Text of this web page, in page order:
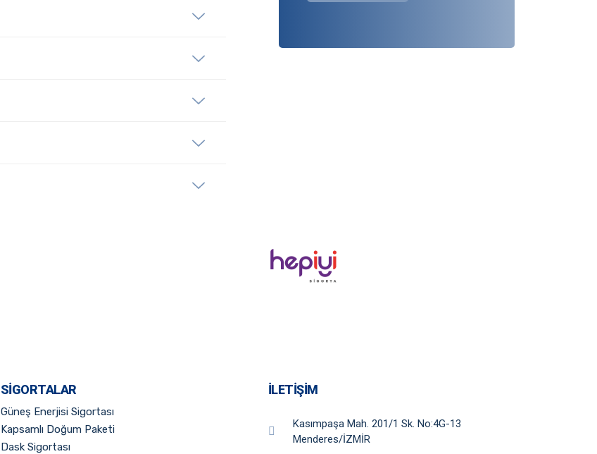
SIGORTALAR
Güneş Enerjisi Sigortası
Kapsamlı Doğum Paketi
Dask Sigortası
İLETIŞIM
Kasımpaşa Mah. 201/1 Sk. No:4G-13
Menderes/İZMİR